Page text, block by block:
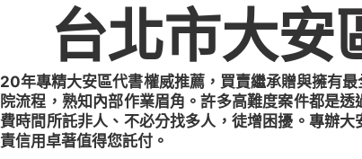
台北市大安
20年專精大安區代書權威推薦，買賣繼承贈與擁有
院流程，熟知內部作業眉角。許多高難度案件都是
費時間所託非人、不必分找多人，徒增困擾。專辦
責信用卓著值得您託付。